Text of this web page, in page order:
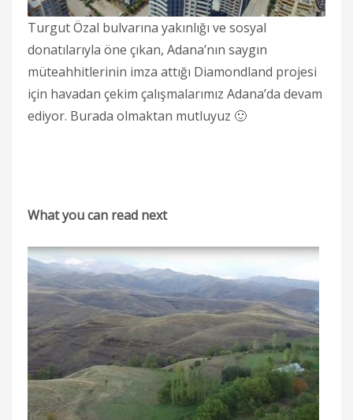
Turgut Özal bulvarına yakınlığı ve sosyal
donatılarıyla öne çıkan, Adana’nın saygın
müteahhitlerinin imza attığı Diamondland projesi
için havadan çekim çalışmalarımız Adana’da devam
ediyor. Burada olmaktan mutluyuz 🙂
What you can read next